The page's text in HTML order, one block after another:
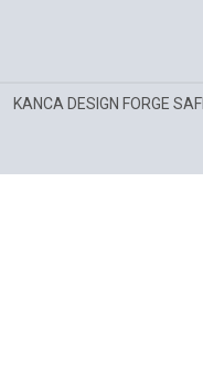
KANCA DESIGN FORGE